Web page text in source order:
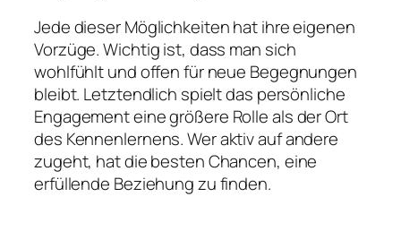
Jede dieser Möglichkeiten hat ihre eigenen
Vorzüge. Wichtig ist, dass man sich
wohlfühlt und offen für neue Begegnungen
bleibt. Letztendlich spielt das persönliche
Engagement eine größere Rolle als der Ort
des Kennenlernens. Wer aktiv auf andere
zugeht, hat die besten Chancen, eine
erfüllende Beziehung zu finden.